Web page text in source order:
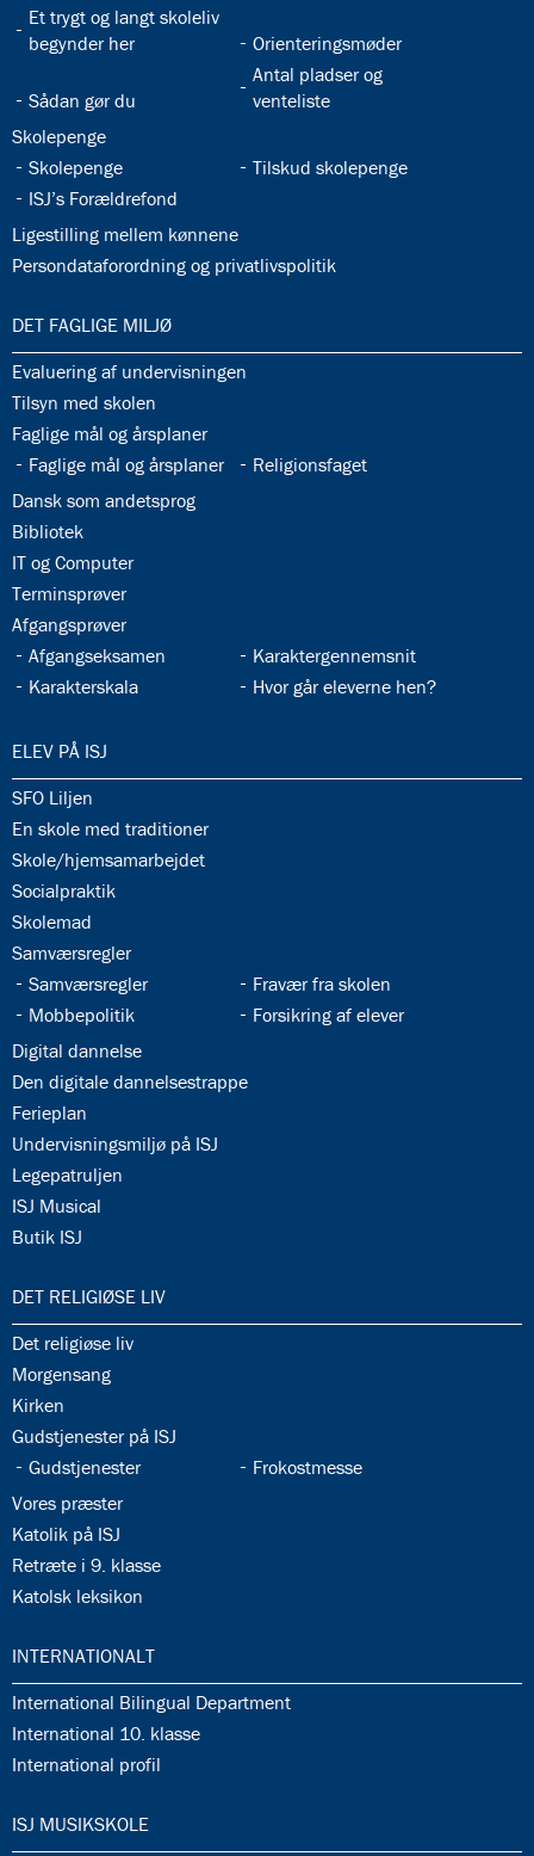
32.28:
Et trygt og langt skoleliv
begynder her
32.29:
Orienteringsmøder
32.30:
Sådan gør du
32.31:
Antal pladser og
venteliste
32.32:
Skolepenge
32.33:
Skolepenge 32.34:
Tilskud skolepenge
32.35:
ISJ’s Forældrefond
32.36:
Ligestilling mellem kønnene
32.37:
Persondataforordning og privatlivspolitik
33.0:
DET FAGLIGE MILJØ
33.1:
Evaluering af undervisningen
33.2:
Tilsyn med skolen
33.3:
Faglige mål og årsplaner
33.4:
Faglige mål og årsplaner 33.5:
Religionsfaget
33.6:
Dansk som andetsprog
33.7:
Bibliotek
33.8:
IT og Computer
33.9:
Terminsprøver
33.10:
Afgangsprøver
33.11:
Afgangseksamen 33.12:
Karaktergennemsnit
33.13:
Karakterskala 33.14:
Hvor går eleverne hen?
34.0:
ELEV PÅ ISJ
34.1:
SFO Liljen
34.2:
En skole med traditioner
34.3:
Skole/hjemsamarbejdet
34.4:
Socialpraktik
34.5:
Skolemad
34.6:
Samværsregler
34.7:
Samværsregler 34.8:
Fravær fra skolen
34.9:
Mobbepolitik 34.10:
Forsikring af elever
34.11:
Digital dannelse
34.12:
Den digitale dannelsestrappe
34.13:
Ferieplan
34.14:
Undervisningsmiljø på ISJ
34.15:
Legepatruljen
34.16:
ISJ Musical
34.17:
Butik ISJ
35.0:
DET RELIGIØSE LIV
35.1:
Det religiøse liv
35.2:
Morgensang
35.3:
Kirken
35.4:
Gudstjenester på ISJ
35.5:
Gudstjenester 35.6:
Frokostmesse
35.7:
Vores præster
35.8:
Katolik på ISJ
35.9:
Retræte i 9. klasse
35.10:
Katolsk leksikon
36.0:
INTERNATIONALT
36.1:
International Bilingual Department
36.2:
International 10. klasse
36.3:
International profil
37.0:
ISJ MUSIKSKOLE